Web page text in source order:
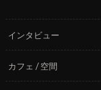
インタビュー
カフェ / 空間